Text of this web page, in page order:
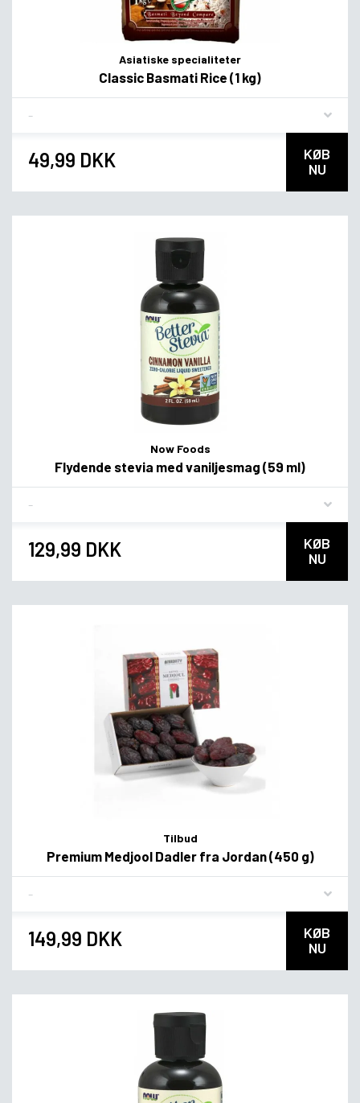
Asiatiske specialiteter
Classic Basmati Rice (1 kg)
49,99 DKK
KØB
NU
Now Foods
Flydende stevia med vaniljesmag (59 ml)
129,99 DKK
KØB
NU
Tilbud
Premium Medjool Dadler fra Jordan (450 g)
149,99 DKK
KØB
NU